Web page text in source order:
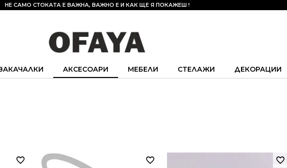
АКСЕСОАРИ МЕБЕЛИ СТЕЛАЖИ ДЕКОРАЦИИ
НЕ САМО СТОКАТА Е ВАЖНА, ВАЖНО Е И КАК ЩЕ Я ПОКАЖЕШ !